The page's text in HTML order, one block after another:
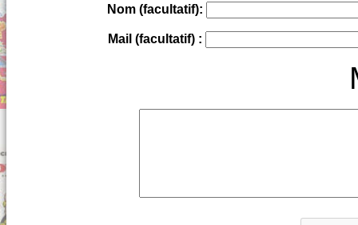
Nom (facultatif):
Mail (facultatif) :